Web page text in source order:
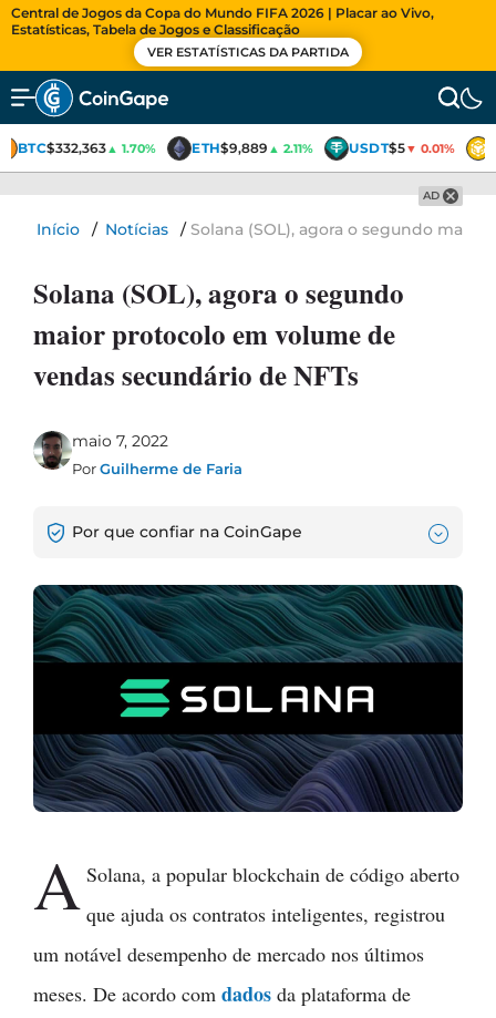
Central de Jogos da Copa do Mundo FIFA 2026 | Placar ao Vivo,
Estatísticas, Tabela de Jogos e Classificação
VER ESTATÍSTICAS DA PARTIDA
BTC$332,363▲ 1.70% ETH$9,889▲ 2.11% USDT$5▼ 0.01%
AD
Início / Notícias /Solana (SOL), agora o segundo
Solana (SOL), agora o segundo
maior protocolo em volume de
vendas secundário de NFTs
maio 7, 2022
PorGuilherme de Faria
Por que confiar na CoinGape
A Solana, a popular blockchain de código aberto
que ajuda os contratos inteligentes, registrou
um notável desempenho de mercado nos últimos
meses. De acordo com dados da plataforma de